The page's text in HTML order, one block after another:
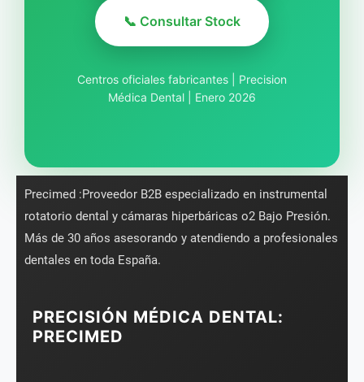
📞 Consultar Stock
Centros oficiales fabricantes | Precision
Médica Dental | Enero 2026
Precimed :Proveedor B2B especializado en instrumental
rotatorio dental y cámaras hiperbáricas o2 Bajo Presión.
Más de 30 años asesorando y atendiendo a profesionales
dentales en toda España.
PRECISIÓN MÉDICA DENTAL:
PRECIMED